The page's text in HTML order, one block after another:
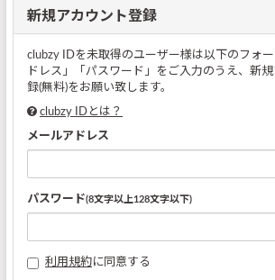
新規アカウント登録
clubzy IDを未取得のユーザー様は以下のフォ
ドレス」「パスワード」をご入力のうえ、新
録(無料)をお願い致します。
clubzy IDとは？
メールアドレス
パスワード(8文字以上128文字以下)
利用規約に同意する